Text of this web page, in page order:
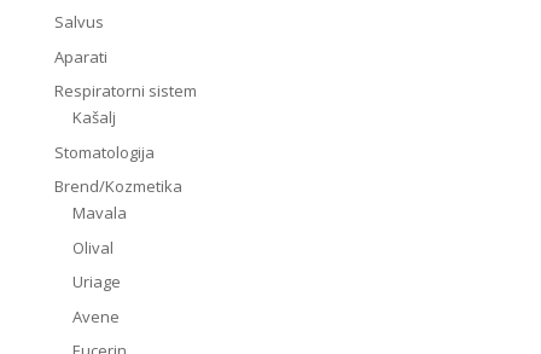
Salvus
Aparati
Respiratorni sistem
Kašalj
Stomatologija
Brend/Kozmetika
Mavala
Olival
Uriage
Avene